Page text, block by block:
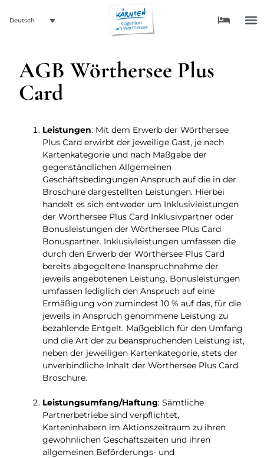
Deutsch
AGB Wörthersee Plus
Card
Leistungen: Mit dem Erwerb der Wörthersee
Plus Card erwirbt der jeweilige Gast, je nach
Kartenkategorie und nach Maßgabe der
gegenständlichen Allgemeinen
Geschäftsbedingungen Anspruch auf die in der
Broschüre dargestellten Leistungen. Hierbei
handelt es sich entweder um Inklusivleistungen
der Wörthersee Plus Card Inklusivpartner oder
Bonusleistungen der Wörthersee Plus Card
Bonuspartner. Inklusivleistungen umfassen die
durch den Erwerb der Wörthersee Plus Card
bereits abgegoltene Inanspruchnahme der
jeweils angebotenen Leistung. Bonusleistungen
umfassen lediglich den Anspruch auf eine
Ermäßigung von zumindest 10 % auf das, für die
jeweils in Anspruch genommene Leistung zu
bezahlende Entgelt. Maßgeblich für den Umfang
und die Art der zu beanspruchenden Leistung ist,
neben der jeweiligen Kartenkategorie, stets der
unverbindliche Inhalt der Wörthersee Plus Card
Broschüre.
Leistungsumfang/Haftung: Sämtliche
Partnerbetriebe sind verpflichtet,
Karteninhabern im Aktionszeitraum zu ihren
gewöhnlichen Geschäftszeiten und ihren
allgemeinen Beförderungs- und